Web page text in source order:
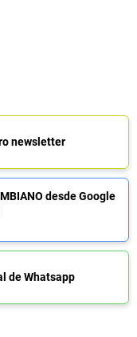
newsletter
desde Google
de Whatsapp